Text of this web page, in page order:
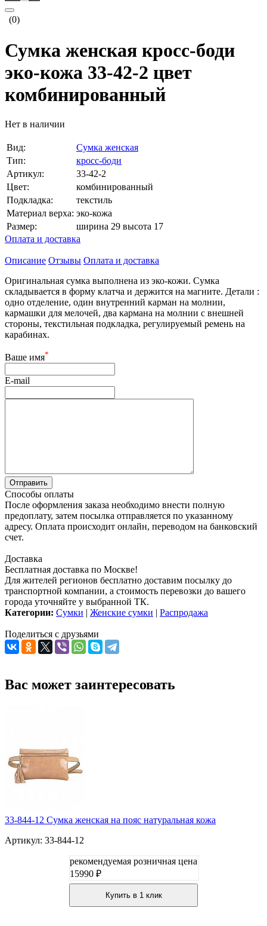
(0)
Сумка женская кросс-боди
эко-кожа 33-42-2 цвет
комбинированный
Нет в наличии
Вид:
Сумка женская
Тип:
кросс-боди
Артикул:
33-42-2
Цвет:
комбинированный
Подкладка:
текстиль
Материал верха: эко-кожа
Размер:
ширина 29 высота 17
Оплата и доставка
Описание Отзывы Оплата и доставка
Оригинальная сумка выполнена из эко-кожи. Сумка
складывается в форму клатча и держится на магните. Детали :
одно отделение, один внутренний карман на молнии,
кармашки для мелочей, два кармана на молнии с внешней
стороны, текстильная подкладка, регулируемый ремень на
карабинах.
Ваше имя*
E-mail
Способы оплаты
После оформления заказа необходимо внести полную
предоплату, затем посылка отправляется по указанному
адресу. Оплата происходит онлайн, переводом на банковский
счет.
Доставка
Бесплатная доставка по Москве!
Для жителей регионов бесплатно доставим посылку до
транспортной компании, а стоимость перевозки до вашего
города уточняйте у выбранной ТК.
Категории: Сумки | Женские сумки | Распродажа
Поделиться с друзьями
Вас может заинтересовать
33-844-12 Сумка женская на пояс натуральная кожа
Артикул: 33-844-12
рекомендуемая розничная цена
15990 ₽
Купить в 1 клик